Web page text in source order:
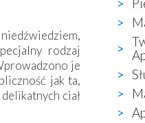
rodzaj
je
jak ta,
ciał
co